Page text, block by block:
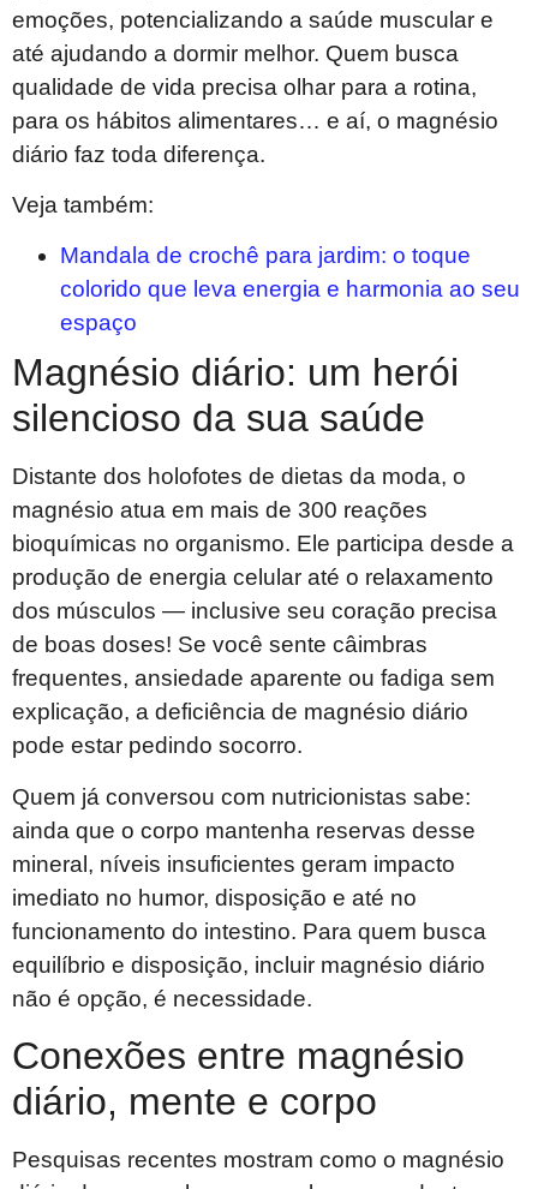
emoções, potencializando a saúde muscular e
até ajudando a dormir melhor. Quem busca
qualidade de vida precisa olhar para a rotina,
para os hábitos alimentares… e aí, o magnésio
diário faz toda diferença.
Veja também:
Mandala de crochê para jardim: o toque
colorido que leva energia e harmonia ao seu
espaço
Magnésio diário: um herói
silencioso da sua saúde
Distante dos holofotes de dietas da moda, o
magnésio atua em mais de 300 reações
bioquímicas no organismo. Ele participa desde a
produção de energia celular até o relaxamento
dos músculos — inclusive seu coração precisa
de boas doses! Se você sente câimbras
frequentes, ansiedade aparente ou fadiga sem
explicação, a deficiência de magnésio diário
pode estar pedindo socorro.
Quem já conversou com nutricionistas sabe:
ainda que o corpo mantenha reservas desse
mineral, níveis insuficientes geram impacto
imediato no humor, disposição e até no
funcionamento do intestino. Para quem busca
equilíbrio e disposição, incluir magnésio diário
não é opção, é necessidade.
Conexões entre magnésio
diário, mente e corpo
Pesquisas recentes mostram como o magnésio